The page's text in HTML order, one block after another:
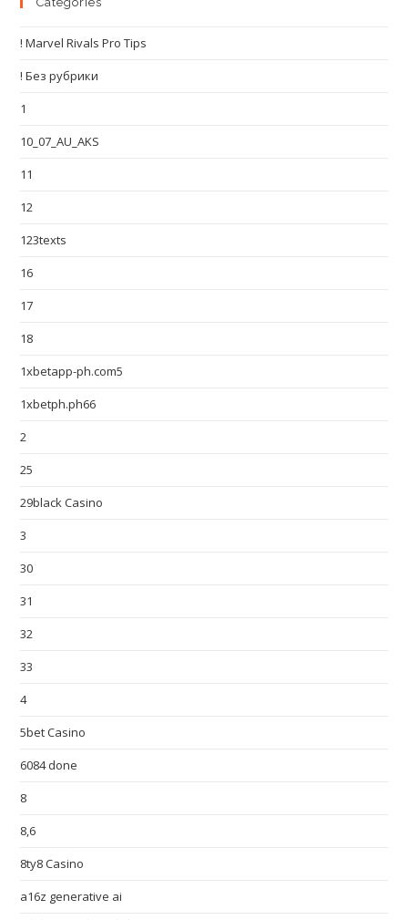
! Marvel Rivals Pro Tips
! Без рубрики
1
10_07_AU_AKS
11
12
123texts
16
17
18
1xbetapp-ph.com5
1xbetph.ph66
2
25
29black Casino
3
30
31
32
33
4
5bet Casino
6084 done
8
8,6
8ty8 Casino
a16z generative ai